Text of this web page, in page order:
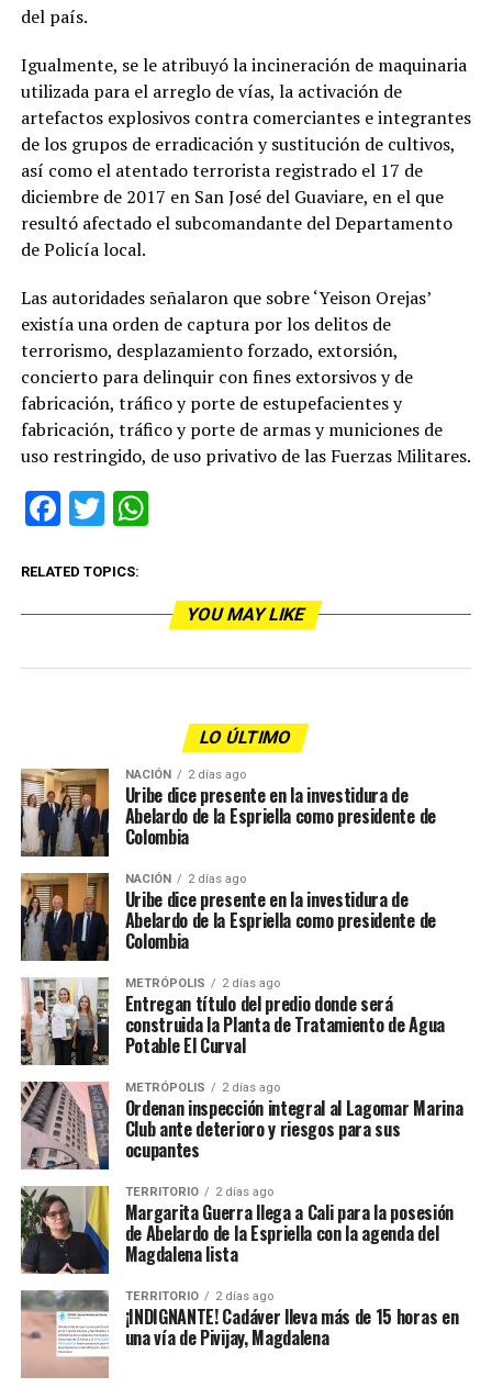
del país.
Igualmente, se le atribuyó la incineración de maquinaria
utilizada para el arreglo de vías, la activación de
artefactos explosivos contra comerciantes e integrantes
de los grupos de erradicación y sustitución de cultivos,
así como el atentado terrorista registrado el 17 de
diciembre de 2017 en San José del Guaviare, en el que
resultó afectado el subcomandante del Departamento
de Policía local.
Las autoridades señalaron que sobre ‘Yeison Orejas’
existía una orden de captura por los delitos de
terrorismo, desplazamiento forzado, extorsión,
concierto para delinquir con fines extorsivos y de
fabricación, tráfico y porte de estupefacientes y
fabricación, tráfico y porte de armas y municiones de
uso restringido, de uso privativo de las Fuerzas Militares.
Facebook
TwitterWhatsApp
RELATED TOPICS:
YOU MAY LIKE
LO ÚLTIMO
NACIÓN 2 días ago
Uribe dice presente en la investidura de
Abelardo de la Espriella como presidente de
Colombia
NACIÓN 2 días ago
Uribe dice presente en la investidura de
Abelardo de la Espriella como presidente de
Colombia
METRÓPOLIS 2 días ago
Entregan título del predio donde será
construida la Planta de Tratamiento de Agua
Potable El Curval
METRÓPOLIS 2 días ago
Ordenan inspección integral al Lagomar Marina
Club ante deterioro y riesgos para sus
ocupantes
TERRITORIO 2 días ago
Margarita Guerra llega a Cali para la posesión
de Abelardo de la Espriella con la agenda del
Magdalena lista
TERRITORIO 2 días ago
¡INDIGNANTE! Cadáver lleva más de 15 horas en
una vía de Pivijay, Magdalena